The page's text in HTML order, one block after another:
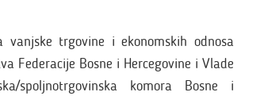
vanjske trgovine i ekonomskih odnosa
Federacije Bosne i Hercegovine i Vlade
spoljnotrgovinska komora Bosne i